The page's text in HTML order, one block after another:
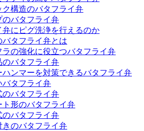
ク構造のバタフライ弁
のバタフライ弁
弁にピグ洗浄を行えるのか
バタフライ弁とは
ラの強化に役立つバタフライ弁
のバタフライ弁
ハンマーを対策できるバタフライ弁
バタフライ弁
のバタフライ弁
ト形のバタフライ弁
のバタフライ弁
きのバタフライ弁